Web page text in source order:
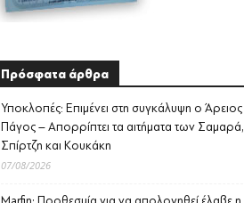
Πρόσφατα άρθρα
Υποκλοπές: Επιμένει στη συγκάλυψη ο Άρειος
Πάγος – Απορρίπτει τα αιτήματα των Σαμαρά,
Σπίρτζη και Κουκάκη
07/08/2026